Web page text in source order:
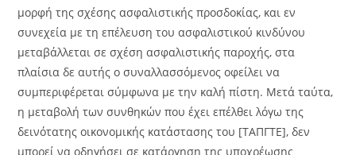
μορφή της σχέσης ασφαλιστικής προσδοκίας, και εν
συνεχεία με τη επέλευση του ασφαλιστικού κινδύνου
μεταβάλλεται σε σχέση ασφαλιστικής παροχής, στα
πλαίσια δε αυτής ο συναλλασσόμενος οφείλει να
συμπεριφέρεται σύμφωνα με την καλή πίστη. Μετά ταύτα,
η μεταβολή των συνθηκών που έχει επέλθει λόγω της
δεινότατης οικονομικής κατάστασης του [ΤΑΠΓΤΕ], δεν
μπορεί να οδηγήσει σε κατάργηση της υποχρέωσης